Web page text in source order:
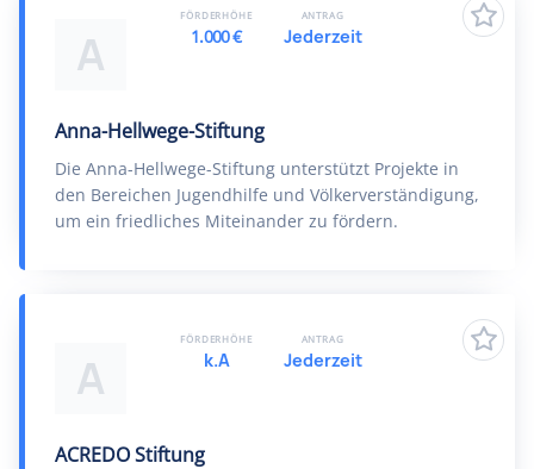
A
Anna-Hellwege-Stiftung
Die Anna-Hellwege-Stiftung unterstützt Projekte in
den Bereichen Jugendhilfe und Völkerverständigung,
um ein friedliches Miteinander zu fördern.
FÖRDERHÖHE
1.000 €
ANTRAG
Jederzeit
A
ACREDO Stiftung
FÖRDERHÖHE
k.A
ANTRAG
Jederzeit